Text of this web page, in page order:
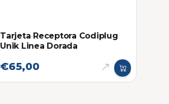
Tarjeta Receptora Codiplug
Unik Linea Dorada
€65,00